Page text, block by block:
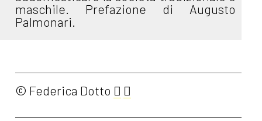
maschile. Prefazione di Augusto
Palmonari.
© Federica Dotto